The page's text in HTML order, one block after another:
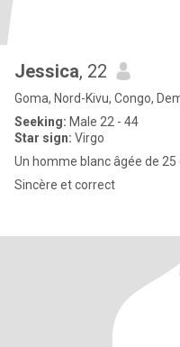
Jessica, 22
Goma, Nord-Kivu, Congo,
Seeking: Male 22 - 44
Star sign: Virgo
Un homme blanc âgée de
Sincère et correct